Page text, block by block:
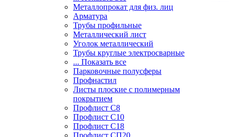
Металлопрокат для физ. лиц
Арматура
Трубы профильные
Металлический лист
Уголок металлический
Трубы круглые электросварные
... Показать все
Парковочные полусферы
Профнастил
Листы плоские с полимерным
покрытием
Профлист С8
Профлист С10
Профлист С18
Профлист СП20